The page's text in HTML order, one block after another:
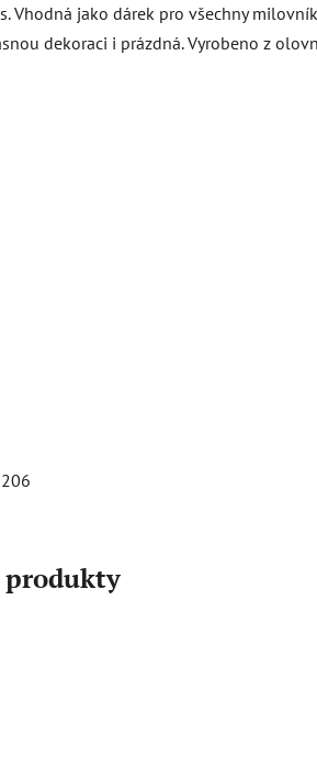
Vhodná jako dárek pro všechny
dekoraci i prázdná. Vyrobeno z
produkty